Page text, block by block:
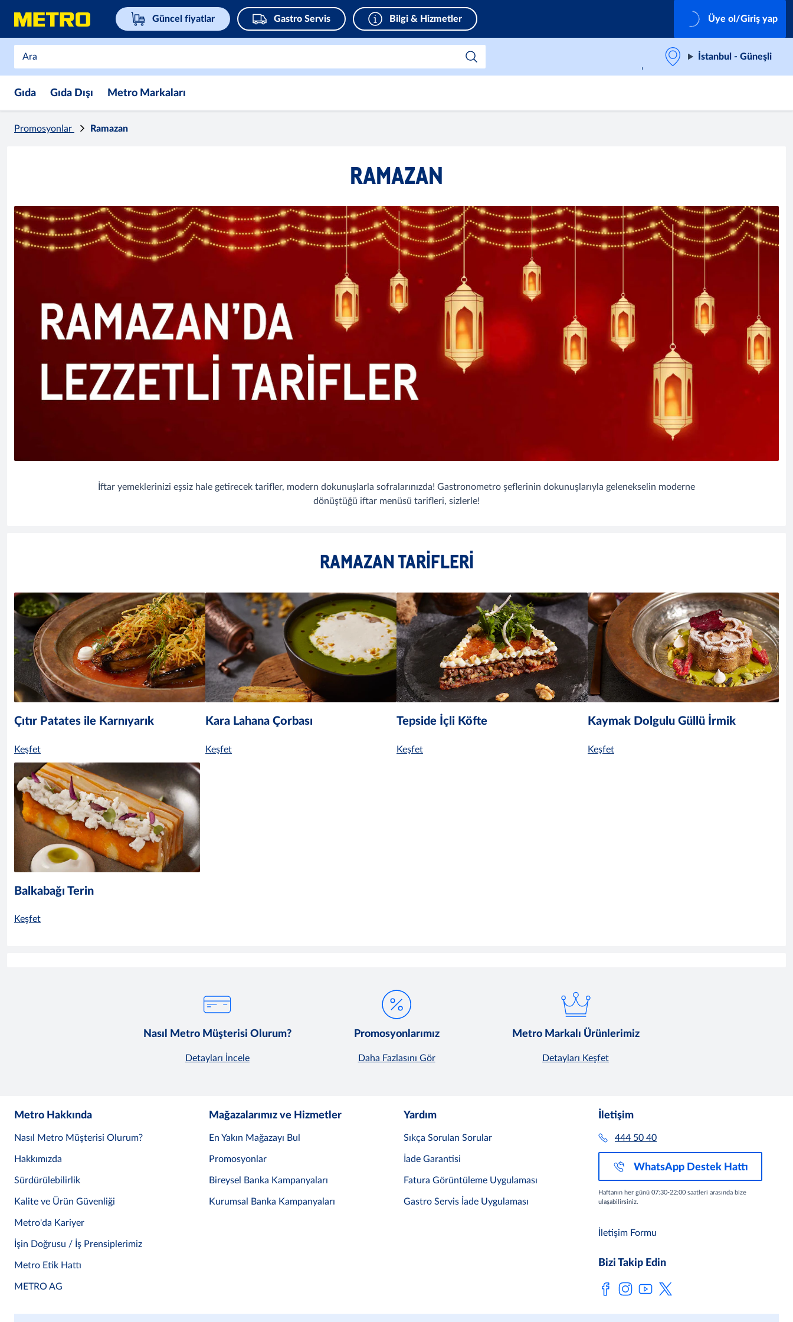
Güncel fiyatlar Gastro Servis Bilgi & Hizmetler Üye ol/Giriş yap
İstanbul - Güneşli
Gıda Gıda Dışı Metro Markaları
Promosyonlar Ramazan
RAMAZAN
İftar yemeklerinizi eşsiz hale getirecek tarifler, modern dokunuşlarla sofralarınızda! Gastronometro şeflerinin dokunuşlarıyla gelenekselin moderne
dönüştüğü iftar menüsü tarifleri, sizlerle!
RAMAZAN TARIFLERI
Çıtır Patates ile Karnıyarık
Keşfet
Kara Lahana Çorbası
Keşfet
Tepside İçli Köfte
Keşfet
Kaymak Dolgulu Güllü İrmik
Keşfet
Balkabağı Terin
Keşfet
Nasıl Metro Müşterisi Olurum?
Detayları İncele
Promosyonlarımız
Daha Fazlasını Gör
Metro Markalı Ürünlerimiz
Detayları Keşfet
Metro Hakkında
Nasıl Metro Müşterisi Olurum?
Hakkımızda
Sürdürülebilirlik
Kalite ve Ürün Güvenliği
Metro'da Kariyer
İşin Doğrusu / İş Prensiplerimiz
Metro Etik Hattı
METRO AG
Mağazalarımız ve Hizmetler
En Yakın Mağazayı Bul
Promosyonlar
Bireysel Banka Kampanyaları
Kurumsal Banka Kampanyaları
Yardım
Sıkça Sorulan Sorular
İade Garantisi
Fatura Görüntüleme Uygulaması
Gastro Servis İade Uygulaması
İletişim
444 50 40
WhatsApp Destek Hattı
Haftanın her günü 07:30-22:00 saatleri arasında bize
ulaşabilirsiniz.
İletişim Formu
Bizi Takip Edin